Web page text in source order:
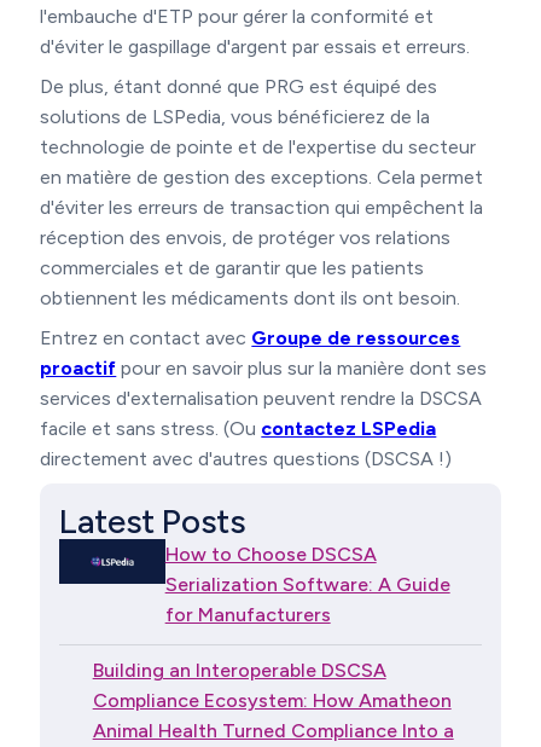
l'embauche d'ETP pour gérer la conformité et
d'éviter le gaspillage d'argent par essais et erreurs.
De plus, étant donné que PRG est équipé des
solutions de LSPedia, vous bénéficierez de la
technologie de pointe et de l'expertise du secteur
en matière de gestion des exceptions. Cela permet
d'éviter les erreurs de transaction qui empêchent la
réception des envois, de protéger vos relations
commerciales et de garantir que les patients
obtiennent les médicaments dont ils ont besoin.
Entrez en contact avec Groupe de ressources
proactif pour en savoir plus sur la manière dont ses
services d'externalisation peuvent rendre la DSCSA
facile et sans stress. (Ou contactez LSPedia
directement avec d'autres questions (DSCSA !)
Latest Posts
How to Choose DSCSA
Serialization Software: A Guide
for Manufacturers
Building an Interoperable DSCSA
Compliance Ecosystem: How Amatheon
Animal Health Turned Compliance Into a